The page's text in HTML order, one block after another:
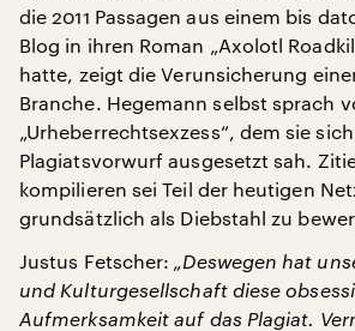
die 2011 Passagen aus einem bis
Blog in ihren Roman „Axolotl
hatte, zeigt die Verunsicherung
Branche. Hegemann selbst sprach
„Urheberrechtsexzess“, dem sie
Plagiatsvorwurf ausgesetzt sah.
kompilieren sei Teil der heutigen
grundsätzlich als Diebstahl zu
Justus Fetscher: „Deswegen hat
und Kulturgesellschaft diese
Aufmerksamkeit auf das Plagiat.